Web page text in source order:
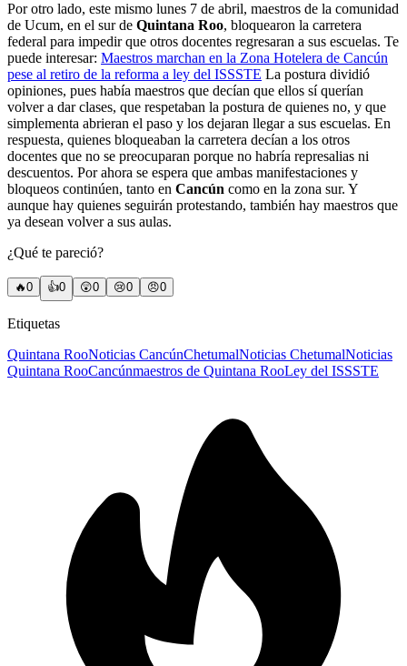
Por otro lado, este mismo lunes 7 de abril, maestros de la comunidad
de Ucum, en el sur de Quintana Roo, bloquearon la carretera
federal para impedir que otros docentes regresaran a sus escuelas. Te
puede interesar: Maestros marchan en la Zona Hotelera de Cancún
pese al retiro de la reforma a ley del ISSSTE La postura dividió
opiniones, pues había maestros que decían que ellos sí querían
volver a dar clases, que respetaban la postura de quienes no, y que
simplementa abrieran el paso y los dejaran llegar a sus escuelas. En
respuesta, quienes bloqueaban la carretera decían a los otros
docentes que no se preocuparan porque no habría represalias ni
descuentos. Por ahora se espera que ambas manifestaciones y
bloqueos continúen, tanto en Cancún como en la zona sur. Y
aunque hay quienes seguirán protestando, también hay maestros que
ya desean volver a sus aulas.
¿Qué te pareció?
🔥0 👍0 😲0 😢0 😠0
Etiquetas
Quintana RooNoticias CancúnChetumalNoticias ChetumalNoticias
Quintana RooCancúnmaestros de Quintana RooLey del ISSSTE